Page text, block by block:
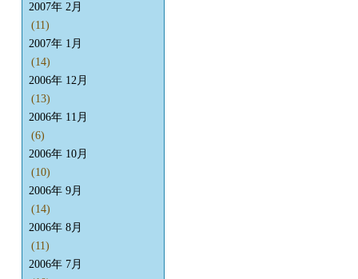
2007年 2月
(11)
2007年 1月
(14)
2006年 12月
(13)
2006年 11月
(6)
2006年 10月
(10)
2006年 9月
(14)
2006年 8月
(11)
2006年 7月